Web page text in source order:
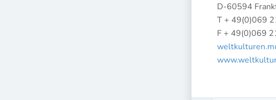
D-60594
T + 49(0)069
F + 49(0)069